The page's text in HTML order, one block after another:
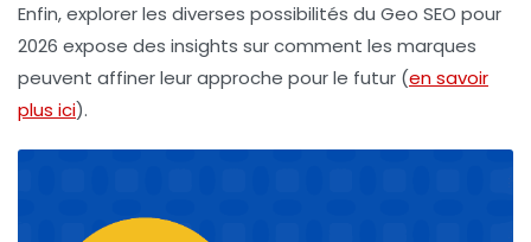
Enfin, explorer les diverses possibilités du Geo SEO pour
2026 expose des insights sur comment les marques
peuvent affiner leur approche pour le futur (en savoir
plus ici).